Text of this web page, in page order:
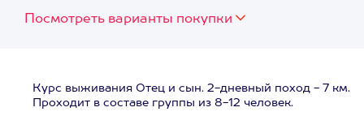
Посмотреть варианты покупки
Курс выживания Отец и сын. 2-дневный поход - 7 км.
Проходит в составе группы из 8-12 человек.